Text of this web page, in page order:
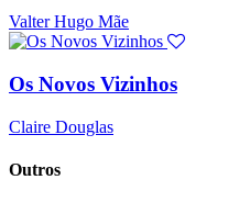
Valter Hugo Mãe
Os Novos Vizinhos
Claire Douglas
Outros